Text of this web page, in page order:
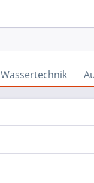
Wassertechnik